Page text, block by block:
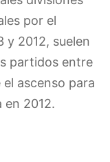
por el
y 2012, suelen
partidos entre
ascenso para
en 2012.